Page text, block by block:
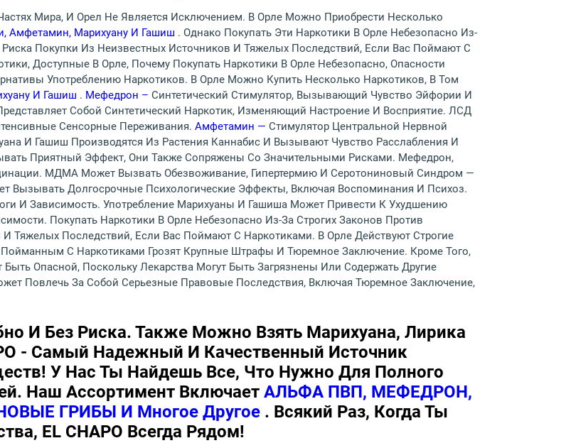
Мира, И Орел Не Является Исключением. В Орле Можно Приобрести Несколько
Амфетамин, Марихуану И Гашиш . Однако Покупать Эти Наркотики В Орле Небезопасно Из-
Риска Покупки Из Неизвестных Источников И Тяжелых Последствий, Если Вас Поймают С
Доступные В Орле, Почему Покупать Наркотики В Орле Небезопасно, Опасности
Употреблению Наркотиков. В Орле Можно Купить Несколько Наркотиков, В Том
И Гашиш . Мефедрон – Синтетический Стимулятор, Вызывающий Чувство Эйфории И
Собой Синтетический Наркотик, Изменяющий Настроение И Восприятие. ЛСД
Сенсорные Переживания. Амфетамин — Стимулятор Центральной Нервной
И Гашиш Производятся Из Растения Каннабис И Вызывают Чувство Расслабления И
Приятный Эффект, Они Также Сопряжены Со Значительными Рисками. Мефедрон,
МДМА Может Вызвать Обезвоживание, Гипертермию И Серотониновый Синдром —
Вызывать Долгосрочные Психологические Эффекты, Включая Воспоминания И Психоз.
И Зависимость. Употребление Марихуаны И Гашиша Может Привести К Ухудшению
Покупать Наркотики В Орле Небезопасно Из-За Строгих Законов Против
Тяжелых Последствий, Если Вас Поймают С Наркотиками. В Орле Действуют Строгие
С Наркотиками Грозят Крупные Штрафы И Тюремное Заключение. Кроме Того,
Опасной, Поскольку Лекарства Могут Быть Загрязнены Или Содержать Другие
Повлечь За Собой Серьезные Правовые Последствия, Включая Тюремное Заключение,
И Без Риска. Также Можно Взять Марихуана, Лирика
- Самый Надежный И Качественный Источник
У Нас Ты Найдешь Все, Что Нужно Для Полного
Наш Ассортимент Включает АЛЬФА ПВП, МЕФЕДРОН,
ГРИБЫ И Многое Другое . Всякий Раз, Когда Ты
EL CHAPO Всегда Рядом!